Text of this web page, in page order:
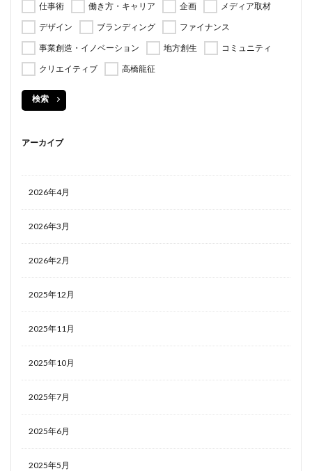
仕事術
働き方・キャリア 企画
メディア取材
デザイン
ブランディング
ファイナンス
事業創造・イノベーション
地方創生
コミュニティ
クリエイティブ
高橋龍征
検索
アーカイブ
2026年4月
2026年3月
2026年2月
2025年12月
2025年11月
2025年10月
2025年7月
2025年6月
2025年5月